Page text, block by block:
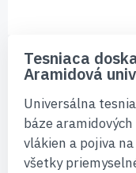
začiatok
galérie
Tesniaca
Aramidová
Universálna
báze
vlákien a pojiva
všetky